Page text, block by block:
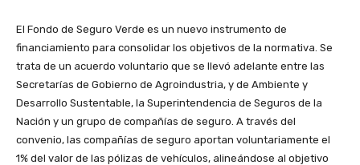
El Fondo de Seguro Verde es un nuevo instrumento de
financiamiento para consolidar los objetivos de la normativa. Se
trata de un acuerdo voluntario que se llevó adelante entre las
Secretarías de Gobierno de Agroindustria, y de Ambiente y
Desarrollo Sustentable, la Superintendencia de Seguros de la
Nación y un grupo de compañías de seguro. A través del
convenio, las compañías de seguro aportan voluntariamente el
1% del valor de las pólizas de vehículos, alineándose al objetivo